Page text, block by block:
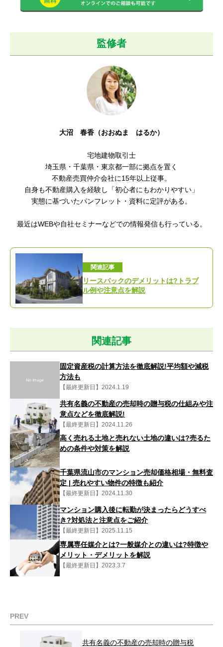
監修者
大沼 春香（おおぬま はるか）
宅地建物取引士
埼玉県・千葉県・東京都一部に拠点を置く
不動産売買仲介会社に15年以上従事。
自身も不動産購入を経験し「初心者にもわかりやすい 」
実態に基づいたパンフレット・資料に定評がある。
最近はWEBや自社セミナーなどでの情報発信も行っている。
関連記事
リースバックのデメリットは?トラブ
ル例や注意点を解説
関連記事
固定資産税の計算方法を徹底解説!平均額や減税
方法も
【最終更新日】2024.1.19
共有名義の不動産の売却時の贈与税の仕組みや注
意点などを徹底解説!
【最終更新日】2024.11.26
高く売れる土地と売れない土地の違いは?売るた
めの条件や対策を解説
千葉県流山市のマンション売却価格相場・無料査
定 | 売れやすい物件の特徴も紹介
【最終更新日】2024.11.30
マンション購入後に転勤が決まったらどうすべ
き?対処法と注意点をご紹介
【最終更新日】2025.11.15
専属専任媒介とは?一般媒介との違いは?特徴や
メリット・デメリットを解説
【最終更新日】2023.3.7
PREV
共有名義の不動産の売却時の贈与税